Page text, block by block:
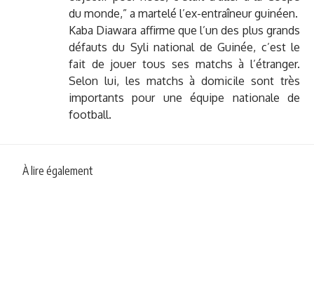
du monde,” a martelé l’ex-entraîneur guinéen.
Kaba Diawara affirme que l’un des plus grands
défauts du Syli national de Guinée, c’est le
fait de jouer tous ses matchs à l’étranger.
Selon lui, les matchs à domicile sont très
importants pour une équipe nationale de
football.
À lire également